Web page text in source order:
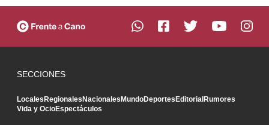
SECCIONES
LocalesRegionalesNacionalesMundoDeportesEditorialRumores
Vida y OcioEspectáculos